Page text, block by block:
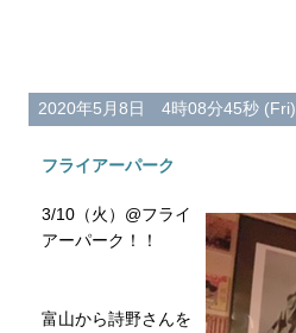
2020年5月8日 4時08分45秒 (Fri)
フライアーパーク
3/10（火）@フライ
アーパーク！！
富山から詩野さんを